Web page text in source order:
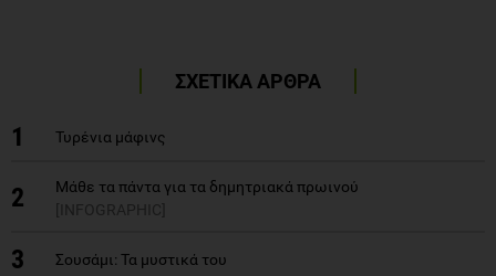
ΣΧΕΤΙΚΑ ΑΡΘΡΑ
1 Τυρένια μάφινς
2
Μάθε τα πάντα για τα δημητριακά πρωινού
[INFOGRAPHIC]
3 Σουσάμι: Τα μυστικά του